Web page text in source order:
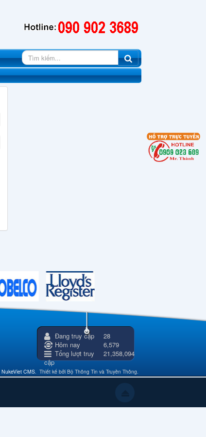
Đang truy cập
28
Hôm nay
6,579
Tổng lượt truy
cập
21,358,094
NukeViet CMS. Thiết kế bởi Bộ Thông Tin và Truyền Thông.